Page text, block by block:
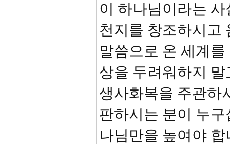
이 하나님이라는
천지를 창조하시고
말씀으로 온 세계
상을 두려워하지
생사화복을 주관하
판하시는 분이 누
나님만을 높여야